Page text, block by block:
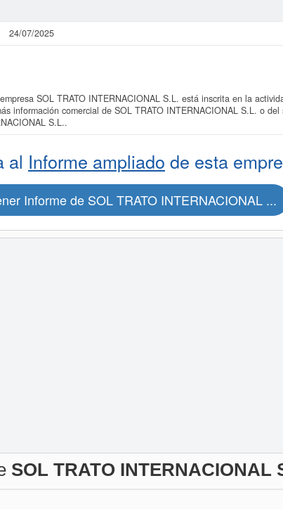
24/07/2025
SOL TRATO INTERNACIONAL S.L. está inscrita en la
información comercial de SOL TRATO INTERNACIONAL S.L. o
S.L..
al Informe ampliado de esta
Informe de SOL TRATO INTERNACIONAL ...
SOL TRATO INTERNACIONAL